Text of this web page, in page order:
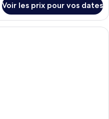
Voir les prix pour vos dates
Une petite cuisine équipée d’un four